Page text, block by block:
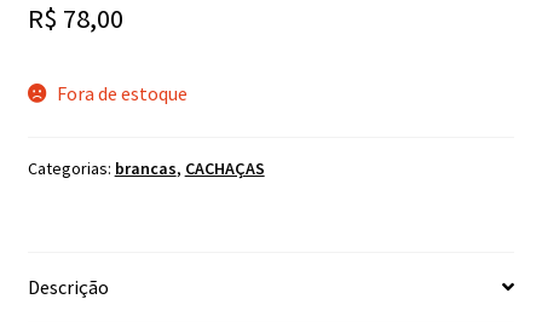
R$ 78,00
Fora de estoque
Categorias: brancas, CACHAÇAS
Descrição